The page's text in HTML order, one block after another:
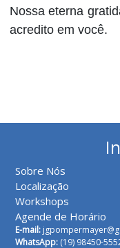
Nossa eterna
acredito em você.
Sobre Nós
Localização
Workshops
Agende de Horário
E-mail:
WhatsApp: (19) 98450-